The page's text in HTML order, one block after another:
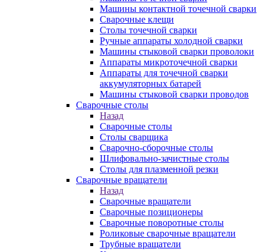
Машины контактной точечной сварки
Сварочные клещи
Столы точечной сварки
Ручные аппараты холодной сварки
Машины стыковой сварки проволоки
Аппараты микроточечной сварки
Аппараты для точечной сварки
аккумуляторных батарей
Машины стыковой сварки проводов
Сварочные столы
Назад
Сварочные столы
Столы сварщика
Сварочно-сборочные столы
Шлифовально-зачистные столы
Столы для плазменной резки
Сварочные вращатели
Назад
Сварочные вращатели
Сварочные позиционеры
Сварочные поворотные столы
Роликовые сварочные вращатели
Трубные вращатели